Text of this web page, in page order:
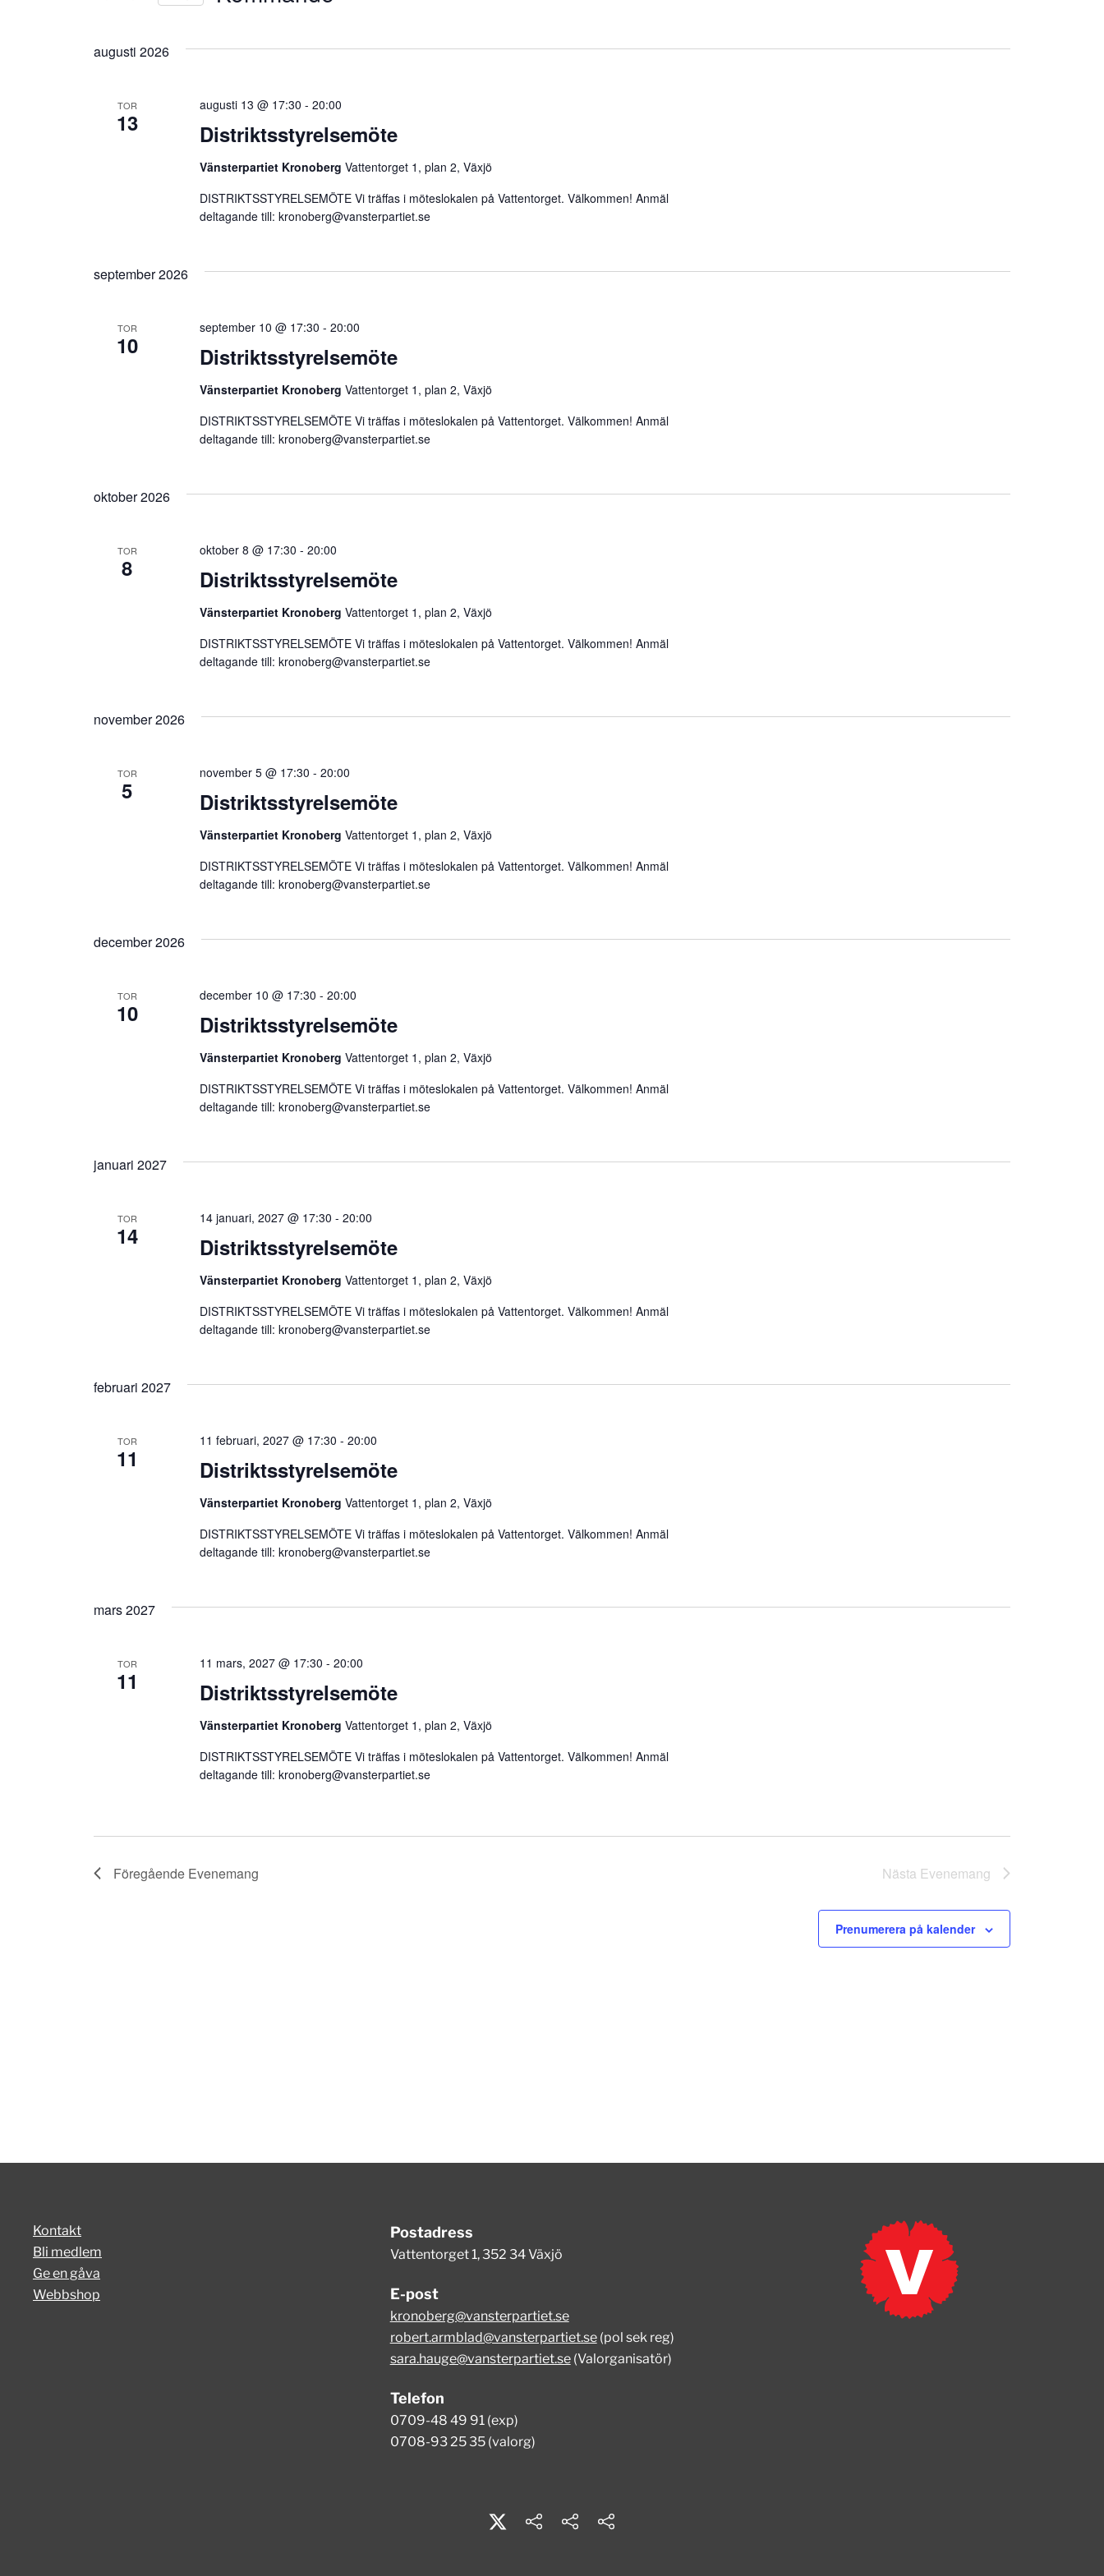
Views
Navigation
Evenemang
nyckelord.
augusti 2026
TOR
13 Distriktsstyrelsemöte
augusti 13 @ 17:30 -20:00
Vänsterpartiet KronobergVattentorget 1, plan 2, Växjö
DISTRIKTSSTYRELSEMÖTE Vi träffas i möteslokalen på Vattentorget. Välkommen! Anmäl
deltagande till:kronoberg@vansterpartiet.se
september 2026
TOR
10 Distriktsstyrelsemöte
september 10 @ 17:30 -20:00
Vänsterpartiet KronobergVattentorget 1, plan 2, Växjö
DISTRIKTSSTYRELSEMÖTE Vi träffas i möteslokalen på Vattentorget. Välkommen! Anmäl
deltagande till:kronoberg@vansterpartiet.se
oktober 2026
TOR
8 Distriktsstyrelsemöte
oktober 8 @ 17:30 -20:00
Vänsterpartiet KronobergVattentorget 1, plan 2, Växjö
DISTRIKTSSTYRELSEMÖTE Vi träffas i möteslokalen på Vattentorget. Välkommen! Anmäl
deltagande till:kronoberg@vansterpartiet.se
november 2026
TOR
5 Distriktsstyrelsemöte
november 5 @ 17:30 -20:00
Vänsterpartiet KronobergVattentorget 1, plan 2, Växjö
DISTRIKTSSTYRELSEMÖTE Vi träffas i möteslokalen på Vattentorget. Välkommen! Anmäl
deltagande till:kronoberg@vansterpartiet.se
december 2026
TOR
10 Distriktsstyrelsemöte
december 10 @ 17:30 -20:00
Vänsterpartiet KronobergVattentorget 1, plan 2, Växjö
DISTRIKTSSTYRELSEMÖTE Vi träffas i möteslokalen på Vattentorget. Välkommen! Anmäl
deltagande till:kronoberg@vansterpartiet.se
januari 2027
TOR
14 Distriktsstyrelsemöte
14 januari, 2027 @ 17:30 -20:00
Vänsterpartiet KronobergVattentorget 1, plan 2, Växjö
DISTRIKTSSTYRELSEMÖTE Vi träffas i möteslokalen på Vattentorget. Välkommen! Anmäl
deltagande till:kronoberg@vansterpartiet.se
februari 2027
TOR
11 Distriktsstyrelsemöte
11 februari, 2027 @ 17:30 -20:00
Vänsterpartiet KronobergVattentorget 1, plan 2, Växjö
DISTRIKTSSTYRELSEMÖTE Vi träffas i möteslokalen på Vattentorget. Välkommen! Anmäl
deltagande till:kronoberg@vansterpartiet.se
mars 2027
TOR
11 Distriktsstyrelsemöte
11 mars, 2027 @ 17:30 -20:00
Vänsterpartiet KronobergVattentorget 1, plan 2, Växjö
DISTRIKTSSTYRELSEMÖTE Vi träffas i möteslokalen på Vattentorget. Välkommen! Anmäl
deltagande till:kronoberg@vansterpartiet.se
Föregående Evenemang Nästa Evenemang
Prenumerera på kalender
Kontakt
Bli medlem
Ge en gåva
Webbshop
Postadress
Vattentorget 1, 352 34 Växjö
E-post
kronoberg@vansterpartiet.se
robert.armblad@vansterpartiet.se(pol sek reg)
sara.hauge@vansterpartiet.se(Valorganisatör)
Telefon
0709-48 49 91 (exp)
0708-93 25 35 (valorg)